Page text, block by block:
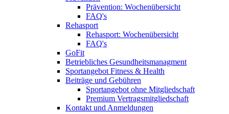
Prävention: Wochenübersicht
FAQ's
Rehasport
Rehasport: Wochenübersicht
FAQ's
GoFit
Betriebliches Gesundheitsmanagment
Sportangebot Fitness & Health
Beiträge und Gebühren
Sportangebot ohne Mitgliedschaft
Premium Vertragsmitgliedschaft
Kontakt und Anmeldungen